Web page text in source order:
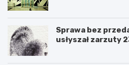
Sprawa bez
usłyszał zarzuty